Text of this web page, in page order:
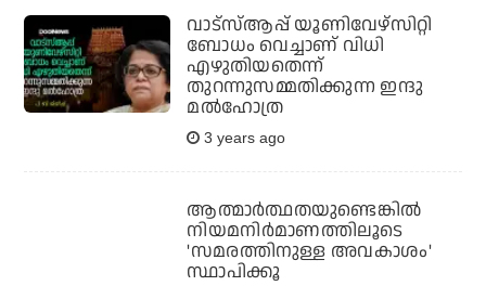
വാട്സ്ആപ്പ് യൂണിവേഴ്സിറ്റി
ബോധം വെച്ചാണ് വിധി
എഴുതിയതെന്ന്
തുറന്നുസമ്മതിക്കുന്ന ഇന്ദു
മല്‍ഹോത്ര
3 years ago
ആത്മാര്‍ത്ഥതയുണ്ടെങ്കില്‍
നിയമനിര്‍മാണത്തിലൂടെ
'സമരത്തിനുള്ള അവകാശം'
സ്ഥാപിക്കൂ